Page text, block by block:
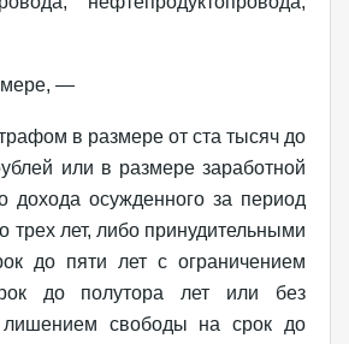
—
в размере от ста тысяч до
или в размере заработной
дохода осужденного за период
трех лет, либо принудительными
до пяти лет с ограничением
до полутора лет или без
лишением свободы на срок до